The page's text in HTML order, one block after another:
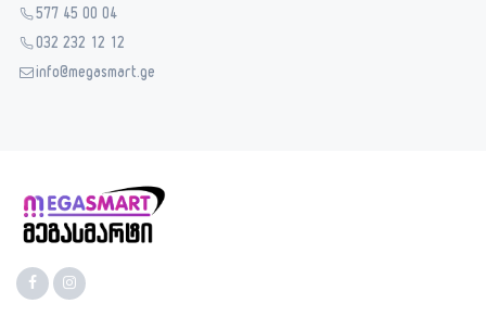
577 45 00 04
032 232 12 12
info@megasmart.ge